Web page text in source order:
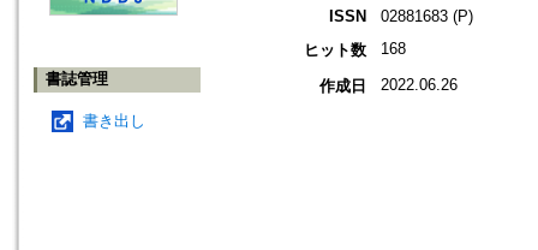
書誌管理
書き出し
ISSN
02881683 (P)
ヒット数
168
作成日 2022.06.26